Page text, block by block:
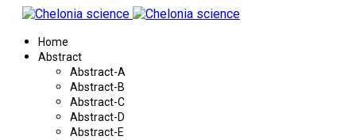
Home
Abstract
Abstract-A
Abstract-B
Abstract-C
Abstract-D
Abstract-E